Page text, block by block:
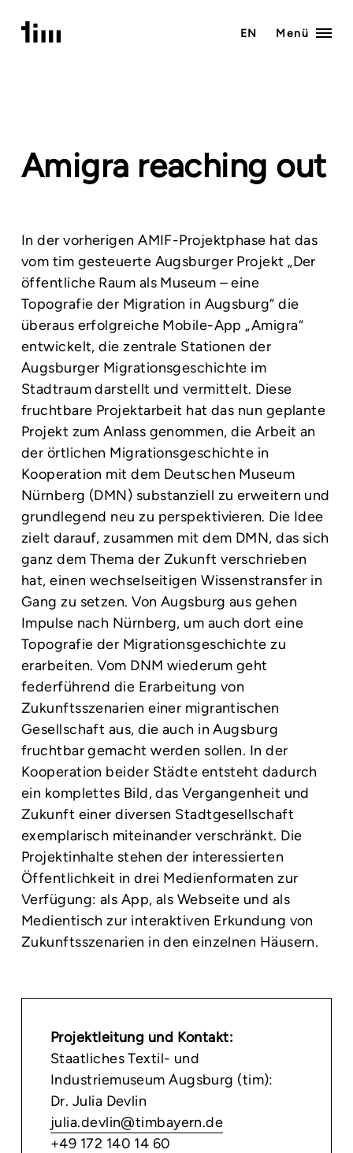
Inhalt
springen
EN Menü
Amigra reaching out
In der vorherigen AMIF-Projektphase hat das
vom tim gesteuerte Augsburger Projekt „Der
öffentliche Raum als Museum – eine
Topografie der Migration in Augsburg“ die
überaus erfolgreiche Mobile-App „Amigra“
entwickelt, die zentrale Stationen der
Augsburger Migrationsgeschichte im
Stadtraum darstellt und vermittelt. Diese
fruchtbare Projektarbeit hat das nun geplante
Projekt zum Anlass genommen, die Arbeit an
der örtlichen Migrationsgeschichte in
Kooperation mit dem Deutschen Museum
Nürnberg (DMN) substanziell zu erweitern und
grundlegend neu zu perspektivieren. Die Idee
zielt darauf, zusammen mit dem DMN, das sich
ganz dem Thema der Zukunft verschrieben
hat, einen wechselseitigen Wissenstransfer in
Gang zu setzen. Von Augsburg aus gehen
Impulse nach Nürnberg, um auch dort eine
Topografie der Migrationsgeschichte zu
erarbeiten. Vom DNM wiederum geht
federführend die Erarbeitung von
Zukunftsszenarien einer migrantischen
Gesellschaft aus, die auch in Augsburg
fruchtbar gemacht werden sollen. In der
Kooperation beider Städte entsteht dadurch
ein komplettes Bild, das Vergangenheit und
Zukunft einer diversen Stadtgesellschaft
exemplarisch miteinander verschränkt. Die
Projektinhalte stehen der interessierten
Öffentlichkeit in drei Medienformaten zur
Verfügung: als App, als Webseite und als
Medientisch zur interaktiven Erkundung von
Zukunftsszenarien in den einzelnen Häusern.
Projektleitung und Kontakt:
Staatliches Textil- und
Industriemuseum Augsburg (tim):
Dr. Julia Devlin
julia.devlin@timbayern.de
+49 172 140 14 60